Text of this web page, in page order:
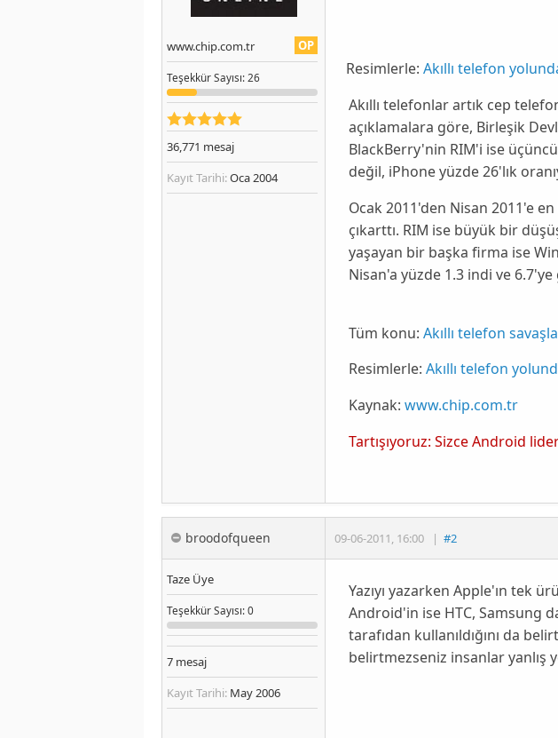
OP
www.chip.com.tr
TeşekkürSayısı: 26
36,771 mesaj
Kayıt Tarihi:Oca 2004
Resimlerle: Akıllı telefon
Akıllı telefonlar artık cep
açıklamalara göre, Birleşik
BlackBerry'nin RIM'i ise
değil, iPhone yüzde26'lık
Ocak 2011'den Nisan 2011'e
çıkarttı. RIM ise büyük bir
yaşayan bir başka firma ise
Nisan'a yüzde 1.3 indi ve 6.7'ye
Tüm konu: Akıllı telefon
Resimlerle: Akıllı telefon
Kaynak: www.chip.com.tr
Tartışıyoruz: Sizce Android
broodofqueen 09-06-2011, 16:00 | #2
Taze Üye
TeşekkürSayısı: 0
7 mesaj
Kayıt Tarihi: May 2006
Yazıyı yazarken Apple'ın tek
Android'in ise HTC, Samsung
tarafıdan kullanıldığını da
belirtmezseniz insanlar yanlış